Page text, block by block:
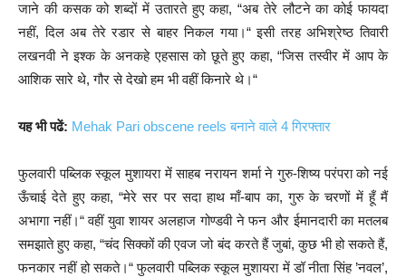
जाने की कसक को शब्दों में उतारते हुए कहा, “अब तेरे लौटने का कोई फायदा
नहीं, दिल अब तेरे रडार से बाहर निकल गया।“ इसी तरह अभिश्रेष्ठ तिवारी
लखनवी ने इश्क के अनकहे एहसास को छूते हुए कहा, “जिस तस्वीर में आप के
आशिक सारे थे, गौर से देखो हम भी वहीं किनारे थे।“
यह भी पढें: Mehak Pari obscene reels बनाने वाले 4 गिरफ्तार
फुलवारी पब्लिक स्कूल मुशायरा में साहब नरायन शर्मा ने गुरु-शिष्य परंपरा को नई
ऊँचाई देते हुए कहा, “मेरे सर पर सदा हाथ माँ-बाप का, गुरु के चरणों में हूँ मैं
अभागा नहीं।“ वहीं युवा शायर अलहाज गोण्डवी ने फन और ईमानदारी का मतलब
समझाते हुए कहा, “चंद सिक्कों की एवज जो बंद करते हैं जुबां, कुछ भी हो सकते हैं,
फनकार नहीं हो सकते।“ फुलवारी पब्लिक स्कूल मुशायरा में डॉ नीता सिंह ’नवल’,